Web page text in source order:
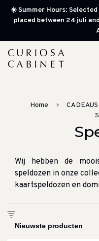
☀️ Summer Hours:
placed between 24 juli
Home CADEAUS
Wij hebben de
speldozen in onze
kaartspeldozen en